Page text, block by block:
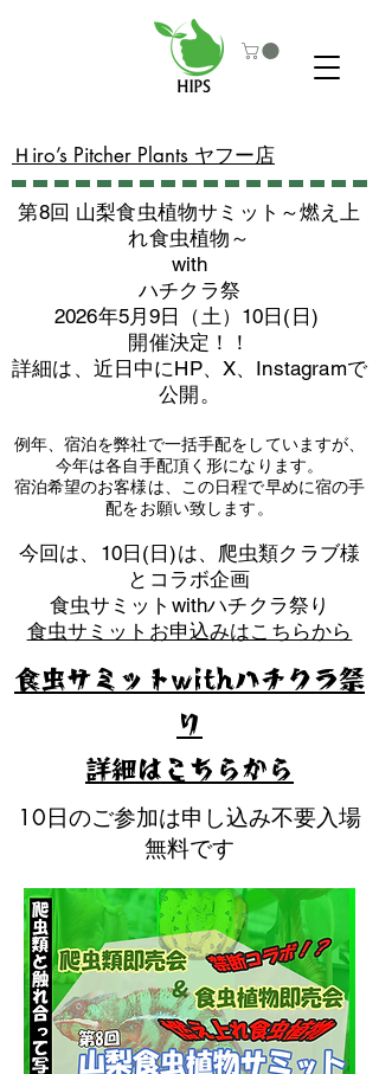
​Ｈiro’s Pitcher Plants ヤフー店
第8回 山梨食虫植物サミット～燃え上
れ食虫植物～
with
​ハチクラ祭
2026年5月9日（土）10日(日)
​開催決定！！
詳細は、近日中にHP、X、Instagramで
公開。
例年、宿泊を弊社で一括手配をしていますが、
今年は各自手配頂く形になります。
​宿泊希望のお客様は、この日程で早めに宿の手
配をお願い致します。
​今回は、10日(日)は、爬虫類クラブ様
とコラボ企画
​食虫サミットwithハチクラ祭り
食虫サミットお申込みはこちらから
10日のご参加は申し込み不要入場
無料です
食虫サミットwithハチクラ祭
り
​詳細はこちらから